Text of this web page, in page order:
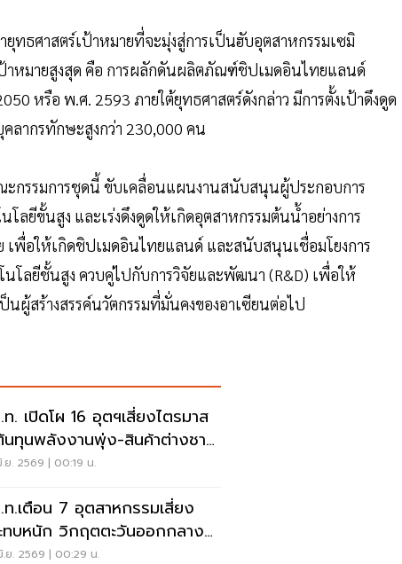
ทธศาสตร์เป้าหมายที่จะมุ่งสู่การเป็นฮับอุตสาหกรรมเซมิ
าหมายสูงสุด คือ การผลักดันผลิตภัณฑ์ชิปเมดอินไทยแลนด์
หรือ พ.ศ. 2593 ภายใต้ยุทธศาสตร์ดังกล่าว มีการตั้งเป้าดึงดูด
ลากรทักษะสูงกว่า 230,000 คน
กรรมการชุดนี้ ขับเคลื่อนแผนงานสนับสนุนผู้ประกอบการ
ลยีขั้นสูง และเร่งดึงดูดให้เกิดอุตสาหกรรมต้นน้ำอย่างการ
เพื่อให้เกิดชิปเมดอินไทยแลนด์ และสนับสนุนเชื่อมโยงการ
โลยีชั้นสูง ควบคู่ไปกับการวิจัยและพัฒนา (R&D) เพื่อให้
ผู้สร้างสรรค์นวัตกรรมที่มั่นคงของอาเซียนต่อไป
ท. เปิดโผ 16 อุตฯเสี่ยงไตรมาส
ทุนพลังงานพุ่ง-สินค้าต่างชาติ
ก
ย. 2569 | 00:19 น.
ท.เตือน 7 อุตสาหกรรมเสี่ยง
ทบหนัก วิกฤตตะวันออกกลาง
ะเลแดง
ย. 2569 | 00:29 น.